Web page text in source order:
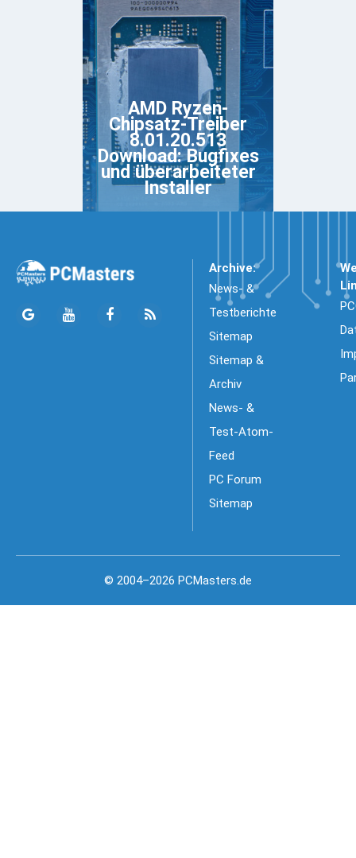
AMD Ryzen-
Chipsatz-Treiber
8.01.20.513
Download: Bugfixes
und überarbeiteter
Installer
Archive:
News- &
Testberichte
Sitemap
Sitemap &
Archiv
News- &
Test-Atom-
Feed
PC Forum
Sitemap
© 2004–2026 PCMasters.de